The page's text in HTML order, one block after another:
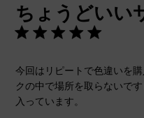
ちょうどいい
今回はリピートで色違いを
クの中で場所を取らないで
入っています。